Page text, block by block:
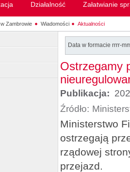
Działalność Załatwianie
Zambrowie Wiadomości Aktualności
Data w formacie rrrr-
Ostrzegamy
Publikacja:
Źródło:
Ministerstwo
ostrzegają
rządowej
przejazd.